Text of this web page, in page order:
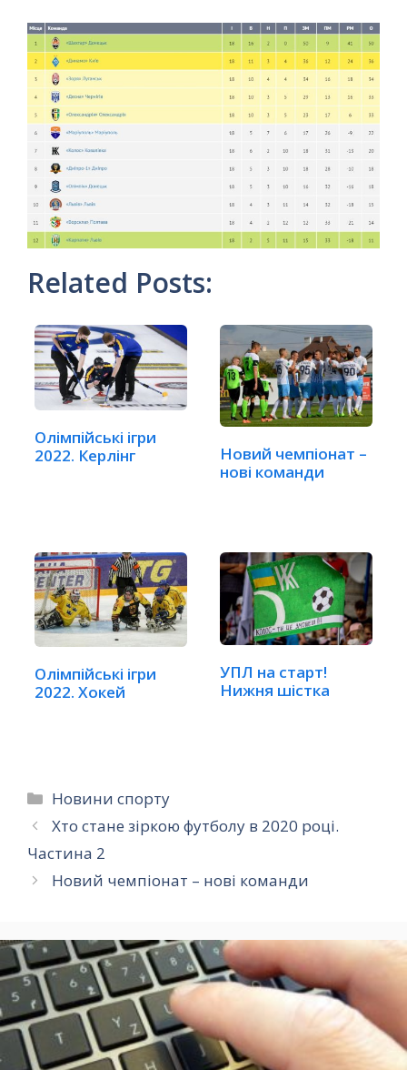
Related Posts:
Олімпійські ігри
2022. Керлінг
Новий чемпіонат –
нові команди
Олімпійські ігри
2022. Хокей
УПЛ на старт!
Нижня шістка
Категорії
Новини спорту
Хто стане зіркою футболу в 2020 році.
Частина 2
Новий чемпіонат – нові команди